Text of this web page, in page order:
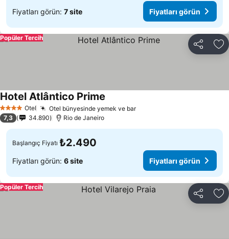
Fiyatları görün: 7 site Fiyatları görün
Paylaş
Popüler Tercih
4 Yıldız Otel Otel bünyesinde yemek ve bar
Hotel Atlântico Prime
7,3 34.890 Rio de Janeiro
Başlangıç Fiyatı ₺2.490
Fiyatları görün: 6 site Fiyatları görün
Paylaş
Popüler Tercih